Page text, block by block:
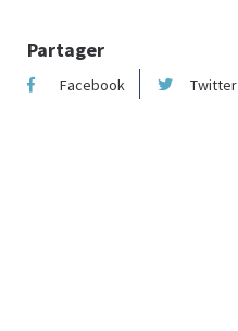
Partager
Facebook Twitter